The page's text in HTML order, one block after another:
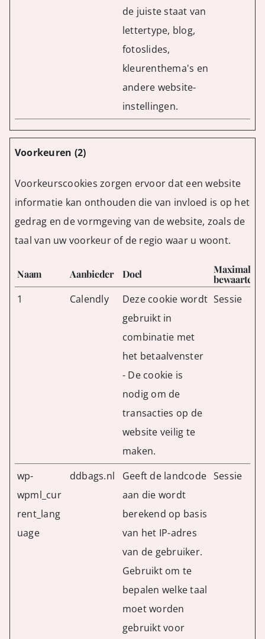
de juiste staat van
lettertype, blog,
fotoslides,
kleurenthema's en
andere website-
instellingen.
Voorkeuren (2)
Voorkeurscookies zorgen ervoor dat een website
informatie kan onthouden die van invloed is op het
gedrag en de vormgeving van de website, zoals de
taal van uw voorkeur of de regio waar u woont.
Naam Aanbieder Doel
Maximale
1 Calendly
Deze cookie wordt
gebruikt in
combinatie met
het betaalvenster
- De cookie is
nodig om de
transacties op de
website veilig te
maken.
Sessie
wp-
wpml_cur
rent_lang
uage
ddbags.nl
Geeft de landcode
aan die wordt
berekend op basis
van het IP-adres
van de gebruiker.
Gebruikt om te
bepalen welke taal
moet worden
gebruikt voor
Sessie